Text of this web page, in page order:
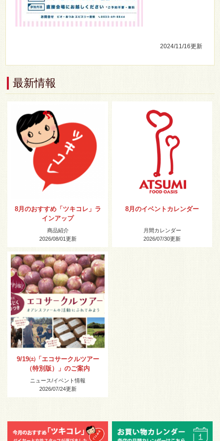
2024/11/16更新
最新情報
8月のおすすめ「ツキコレ」ラ
インアップ
商品紹介
2026/08/01更新
8月のイベントカレンダー
月間カレンダー
2026/07/30更新
9/19㈯「エコサークルツアー
（特別版）」のご案内
ニュース/イベント情報
2026/07/24更新